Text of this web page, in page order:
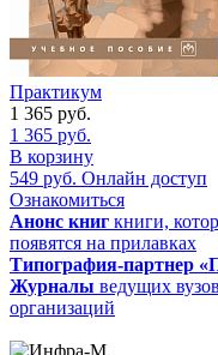
Практикум
1 365 руб.
1 365 руб.
В корзину
549 руб. Онлайн доступ
Ознакомиться
Анонс книг книги,
появятся на прилавках
Типография-партнер
Журналы ведущих
организаций